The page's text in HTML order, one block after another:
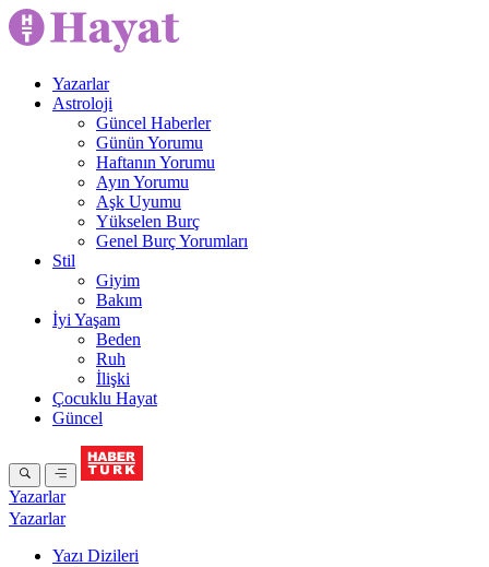
Yazarlar
Astroloji
Güncel Haberler
Günün Yorumu
Haftanın Yorumu
Ayın Yorumu
Aşk Uyumu
Yükselen Burç
Genel Burç Yorumları
Stil
Giyim
Bakım
İyi Yaşam
Beden
Ruh
İlişki
Çocuklu Hayat
Güncel
Yazarlar
Yazarlar
Yazı Dizileri